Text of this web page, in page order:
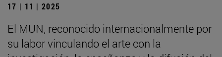
17 | 11 | 2025
El MUN, reconocido internacionalmente por
su labor vinculando el arte con la